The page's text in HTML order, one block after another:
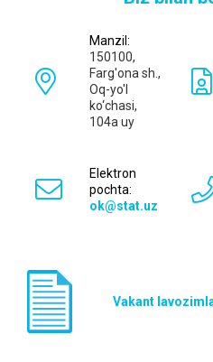
Manzil:
150100,
Farg'ona sh.,
Oq-yo'l
ko‘chаsi,
104a uy
Elektron
pochta:
ok@stat.uz
Vakant